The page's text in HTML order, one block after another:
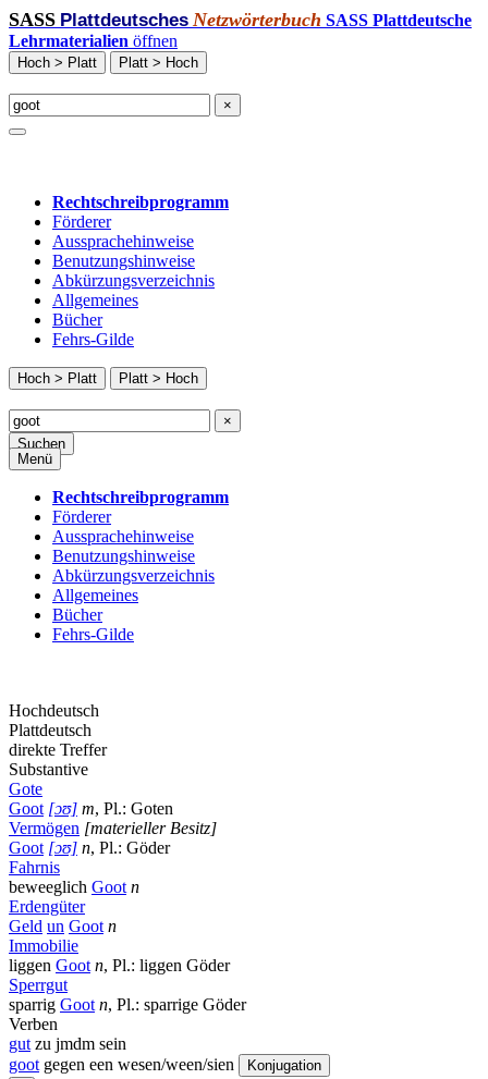
SASS Plattdeutsches Netzwörterbuch SASS Plattdeutsche
Lehrmaterialien öffnen
Hoch > Platt Platt > Hoch
×
Rechtschreibprogramm
Förderer
Aussprachehinweise
Benutzungshinweise
Abkürzungsverzeichnis
Allgemeines
Bücher
Fehrs-Gilde
Hoch > Platt Platt > Hoch
×
Suchen
Menü
Rechtschreibprogramm
Förderer
Aussprachehinweise
Benutzungshinweise
Abkürzungsverzeichnis
Allgemeines
Bücher
Fehrs-Gilde
Hochdeutsch
Plattdeutsch
direkte Treffer
Substantive
Gote
Goot [ɔʊ] m, Pl.: Goten
Vermögen [materieller Besitz]
Goot [ɔʊ] n, Pl.: Göder
Fahrnis
beweeglich Goot n
Erdengüter
Geld un Goot n
Immobilie
liggen Goot n, Pl.: liggen Göder
Sperrgut
sparrig Goot n, Pl.: sparrige Göder
Verben
gut zu jmdm sein
goot gegen een wesen/ween/sien
Konjugation